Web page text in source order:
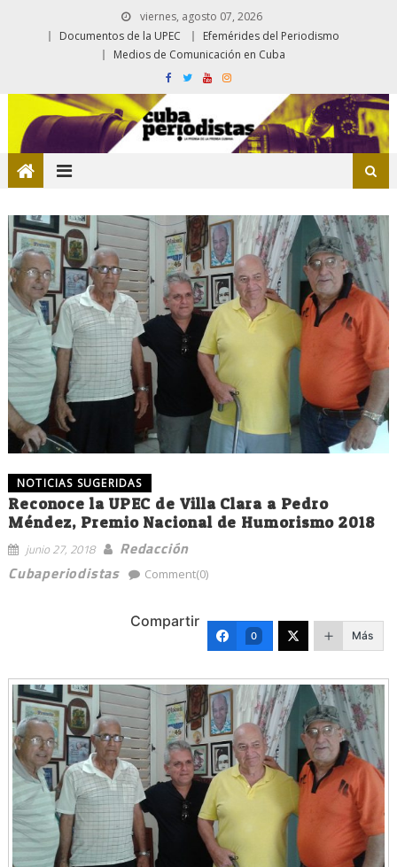
viernes, agosto 07, 2026
Documentos de la UPEC
Efemérides del Periodismo
Medios de Comunicación en Cuba
NOTICIAS SUGERIDAS
Reconoce la UPEC de Villa Clara a Pedro
Méndez, Premio Nacional de Humorismo 2018
junio 27, 2018
Redacción
Cubaperiodistas
Comment(0)
Compartir
0 Más